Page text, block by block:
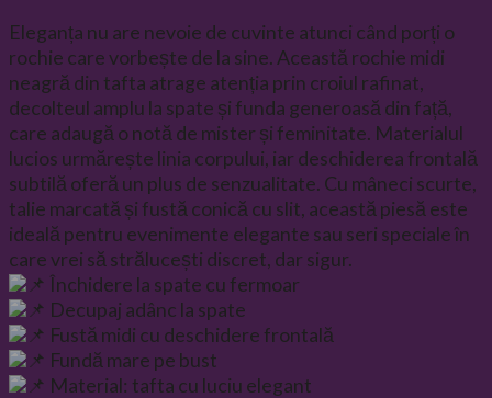
Eleganța nu are nevoie de cuvinte atunci când porți o
rochie care vorbește de la sine. Această rochie midi
neagră din tafta atrage atenția prin croiul rafinat,
decolteul amplu la spate și funda generoasă din față,
care adaugă o notă de mister și feminitate. Materialul
lucios urmărește linia corpului, iar deschiderea frontală
subtilă oferă un plus de senzualitate. Cu mâneci scurte,
talie marcată și fustă conică cu slit, această piesă este
ideală pentru evenimente elegante sau seri speciale în
care vrei să strălucești discret, dar sigur.
Închidere la spate cu fermoar
Decupaj adânc la spate
Fustă midi cu deschidere frontală
Fundă mare pe bust
Material: tafta cu luciu elegant